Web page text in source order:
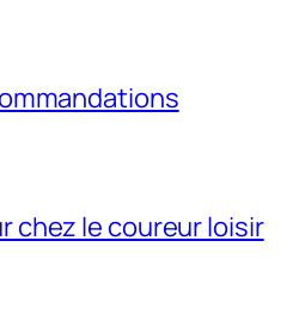
chez le coureur loisir